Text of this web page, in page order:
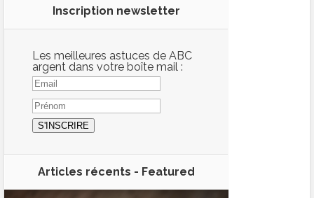
Inscription newsletter
Les meilleures astuces de ABC
argent dans votre boîte mail :
Articles récents - Featured